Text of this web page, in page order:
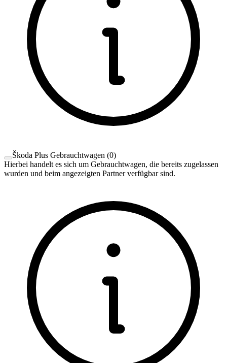
Škoda Plus Gebrauchtwagen (0)
Hierbei handelt es sich um Gebrauchtwagen, die bereits zugelassen
wurden und beim angezeigten Partner verfügbar sind.